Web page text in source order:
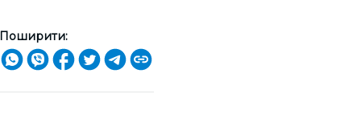
Поширити: